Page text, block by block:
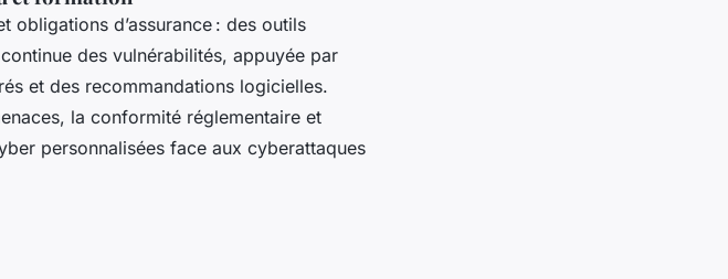
obligations d’assurance : des outils
des vulnérabilités, appuyée par
et des recommandations logicielles.
la conformité réglementaire et
personnalisées face aux cyberattaques